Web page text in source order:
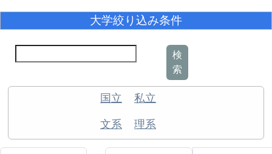
大学絞り込み条件
検
索
国立 私立
文系 理系